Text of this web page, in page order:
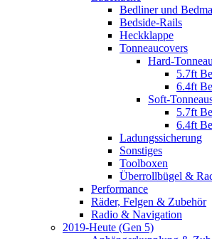
Bedliner und
Bedside-Rails
Heckklappe
Tonneaucovers
Hard-
5.7ft
6.4ft
Soft-
5.7ft
6.4ft
Ladungssicherung
Sonstiges
Toolboxen
Überrollbügel &
Performance
Räder, Felgen & Zubehör
Radio & Navigation
2019-Heute (Gen 5)